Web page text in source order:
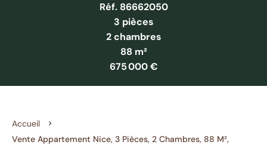
Réf. 86662050
3 pièces
2 chambres
88 m²
675 000 €
Accueil
Vente Appartement Nice, 3 Pièces, 2 Chambres, 88 M²,